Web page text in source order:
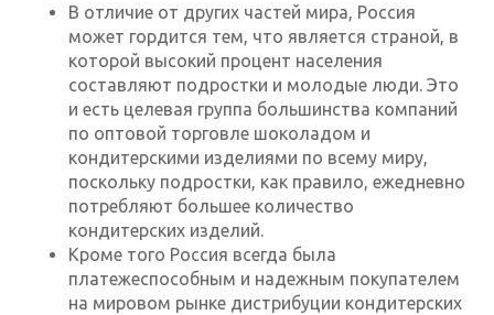
В отличие от других частей мира, Россия
может гордится тем, что является страной, в
которой высокий процент населения
составляют подростки и молодые люди. Это
и есть целевая группа большинства компаний
по оптовой торговле шоколадом и
кондитерскими изделиями по всему миру,
поскольку подростки, как правило, ежедневно
потребляют большее количество
кондитерских изделий.
Кроме того Россия всегда была
платежеспособным и надежным покупателем
на мировом рынке дистрибуции кондитерских